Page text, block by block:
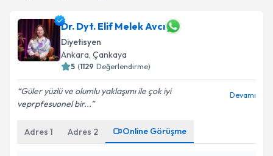
Dr. Dyt. Elif Melek Avcı
Diyetisyen
Ankara, Çankaya
5 (1129 Değerlendirme)
Güler yüzlü ve olumlu yaklaşımı ile çok iyi
veprpfesuonel bir...
Devamı
Adres 1 Adres 2 Online Görüşme